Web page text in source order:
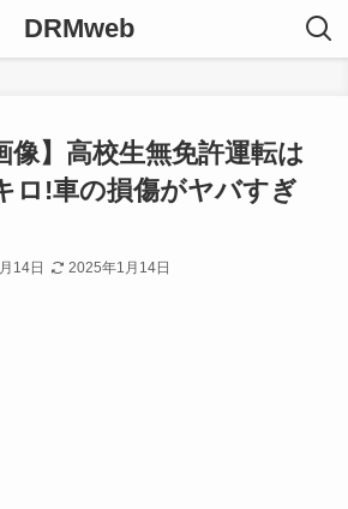
DRMweb
像】高校生無免許運転は
ロ!車の損傷がヤバすぎ
14日 2025年1月14日